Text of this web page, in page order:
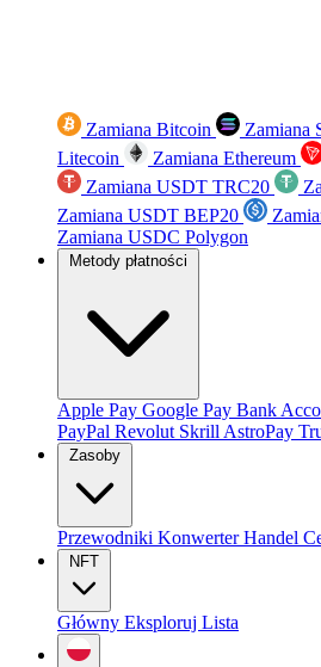
Zamiana Bitcoin Zamiana
Litecoin
Zamiana Ethereum
Zamiana USDT TRC20
Zamiana USDT BEP20
Zamiana USDC Polygon
Metody płatności
Apple Pay Google Pay Bank
PayPal Revolut Skrill AstroPay
Zasoby
Przewodniki KonwerterHandel
NFT
Główny Eksploruj Lista